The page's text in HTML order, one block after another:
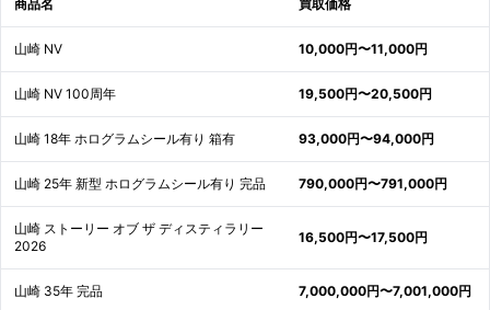
商品名 買取価格
山崎 NV 10,000円〜11,000円
山崎 NV 100周年 19,500円〜20,500円
山崎 18年 ホログラムシール有り 箱有 93,000円〜94,000円
山崎 25年 新型 ホログラムシール有り 完品 790,000円〜791,000円
山崎 ストーリー オブ ザ ディスティラリー
2026
16,500円〜17,500円
山崎 35年 完品 7,000,000円〜7,001,000円